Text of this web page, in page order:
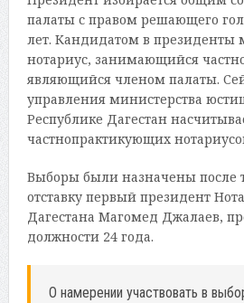
палаты с правом решающего
лет. Кандидатом в президенты
нотариус, занимающийся
являющийся членом палаты.
управления министерства
Республике Дагестан
частнопрактикующих
Выборы были назначены после
отставку первый президент
Дагестана Магомед Джалаев,
должности 24 года.
О намерении участвовать в